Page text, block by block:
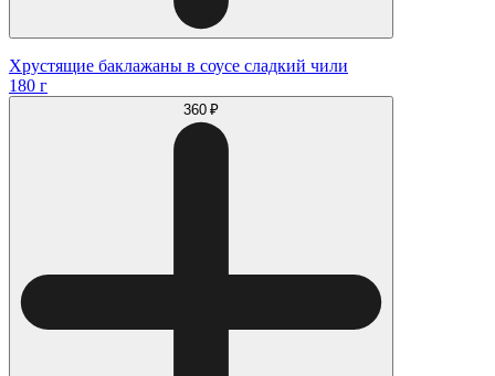
Хрустящие баклажаны в соусе сладкий чили
180 г
360 ₽